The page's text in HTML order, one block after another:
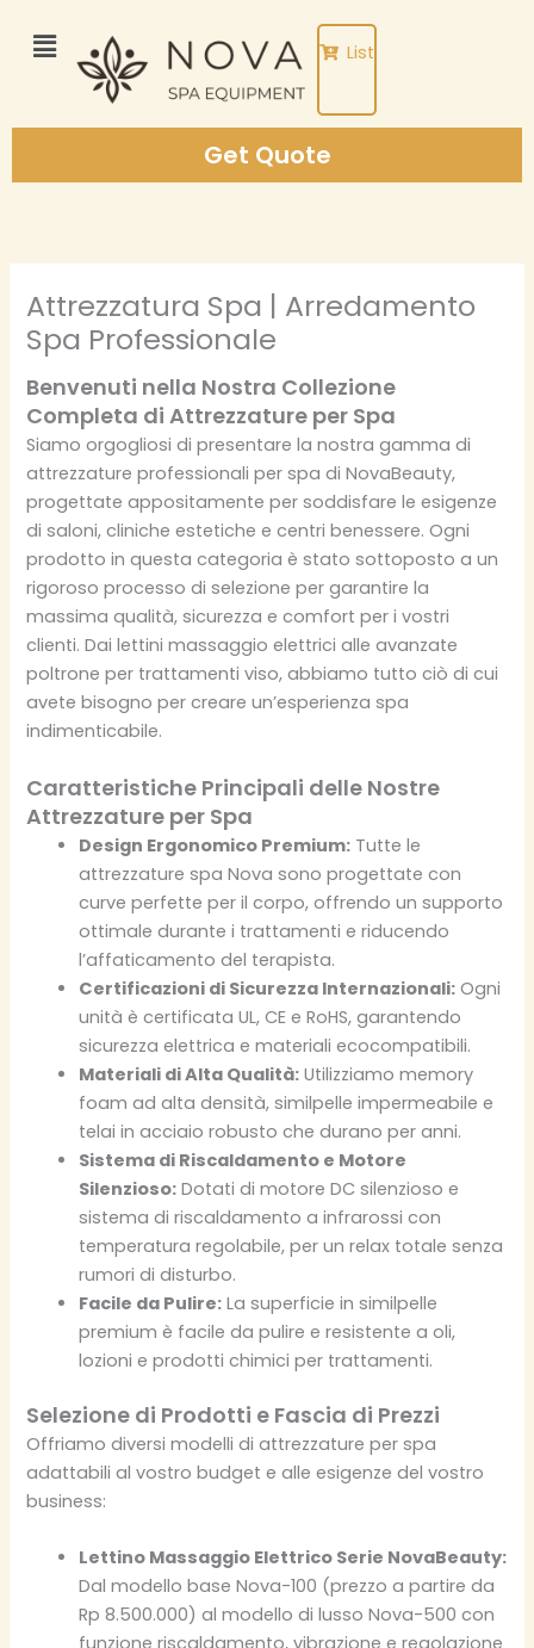
List
Get Quote
Attrezzatura Spa | Arredamento
Spa Professionale
Benvenuti nella Nostra Collezione
Completa di Attrezzature per Spa
Siamo orgogliosi di presentare la nostra gamma di
attrezzature professionali per spa di NovaBeauty,
progettate appositamente per soddisfare le esigenze
di saloni, cliniche estetiche e centri benessere. Ogni
prodotto in questa categoria è stato sottoposto a un
rigoroso processo di selezione per garantire la
massima qualità, sicurezza e comfort per i vostri
clienti. Dai lettini massaggio elettrici alle avanzate
poltrone per trattamenti viso, abbiamo tutto ciò di cui
avete bisogno per creare un’esperienza spa
indimenticabile.
Caratteristiche Principali delle Nostre
Attrezzature per Spa
Design Ergonomico Premium: Tutte le
attrezzature spa Nova sono progettate con
curve perfette per il corpo, offrendo un supporto
ottimale durante i trattamenti e riducendo
l’affaticamento del terapista.
Certificazioni di Sicurezza Internazionali: Ogni
unità è certificata UL, CE e RoHS, garantendo
sicurezza elettrica e materiali ecocompatibili.
Materiali di Alta Qualità: Utilizziamo memory
foam ad alta densità, similpelle impermeabile e
telai in acciaio robusto che durano per anni.
Sistema di Riscaldamento e Motore
Silenzioso: Dotati di motore DC silenzioso e
sistema di riscaldamento a infrarossi con
temperatura regolabile, per un relax totale senza
rumori di disturbo.
Facile da Pulire: La superficie in similpelle
premium è facile da pulire e resistente a oli,
lozioni e prodotti chimici per trattamenti.
Selezione di Prodotti e Fascia di Prezzi
Offriamo diversi modelli di attrezzature per spa
adattabili al vostro budget e alle esigenze del vostro
business:
Lettino Massaggio Elettrico Serie NovaBeauty:
Dal modello base Nova-100 (prezzo a partire da
Rp 8.500.000) al modello di lusso Nova-500 con
funzione riscaldamento, vibrazione e regolazione